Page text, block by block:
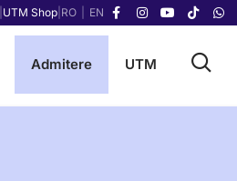
UTM Shop| RO EN
Admitere UTM